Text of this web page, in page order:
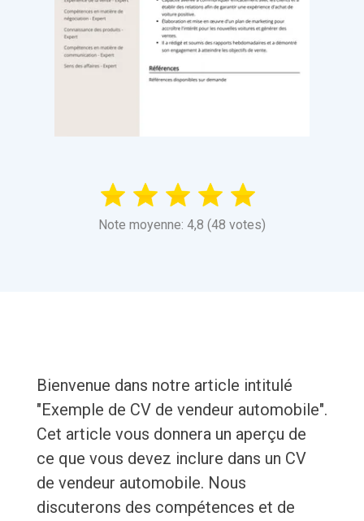
Note moyenne: 4,8 (48 votes)
Bienvenue dans notre article intitulé
"Exemple de CV de vendeur automobile".
Cet article vous donnera un aperçu de
ce que vous devez inclure dans un CV
de vendeur automobile. Nous
discuterons des compétences et de